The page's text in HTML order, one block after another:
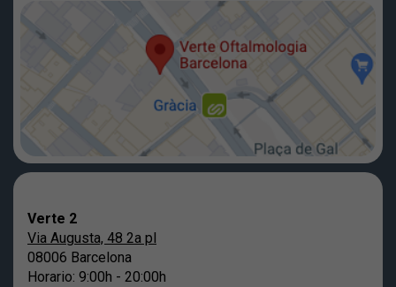
Verte 2
Via Augusta, 48 2a pl
08006 Barcelona
Horario: 9:00h - 20:00h